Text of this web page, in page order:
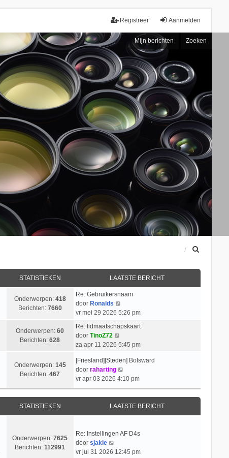
Aanmelden
Registreer
Mijn berichten Zoeken
STATISTIEKEN LAATSTE BERICHT
Onderwerpen: 418
Berichten: 7660
Re: Gebruikersnaam
door Ronalds
e
i
k
l
a
a
t
e
i
vr mei 29 2026 5:26 pm
Onderwerpen:60
Berichten:628
Re: lidmaatschapskaart
door TinoZ72
e
i
j
k
l
a
a
t
t
b
za apr 11 2026 5:45 pm
Onderwerpen: 145
Berichten:467
[Friesland][Steden] Bolsward
door raharting
e
k
i
j
k
a
t
vr apr 03 2026 4:10 pm
STATISTIEKEN LAATSTE BERICHT
Onderwerpen:7625
Berichten:112991
Re: Instellingen AF D4s
door sjakie
e
vr jul 31 2026 12:45 pm